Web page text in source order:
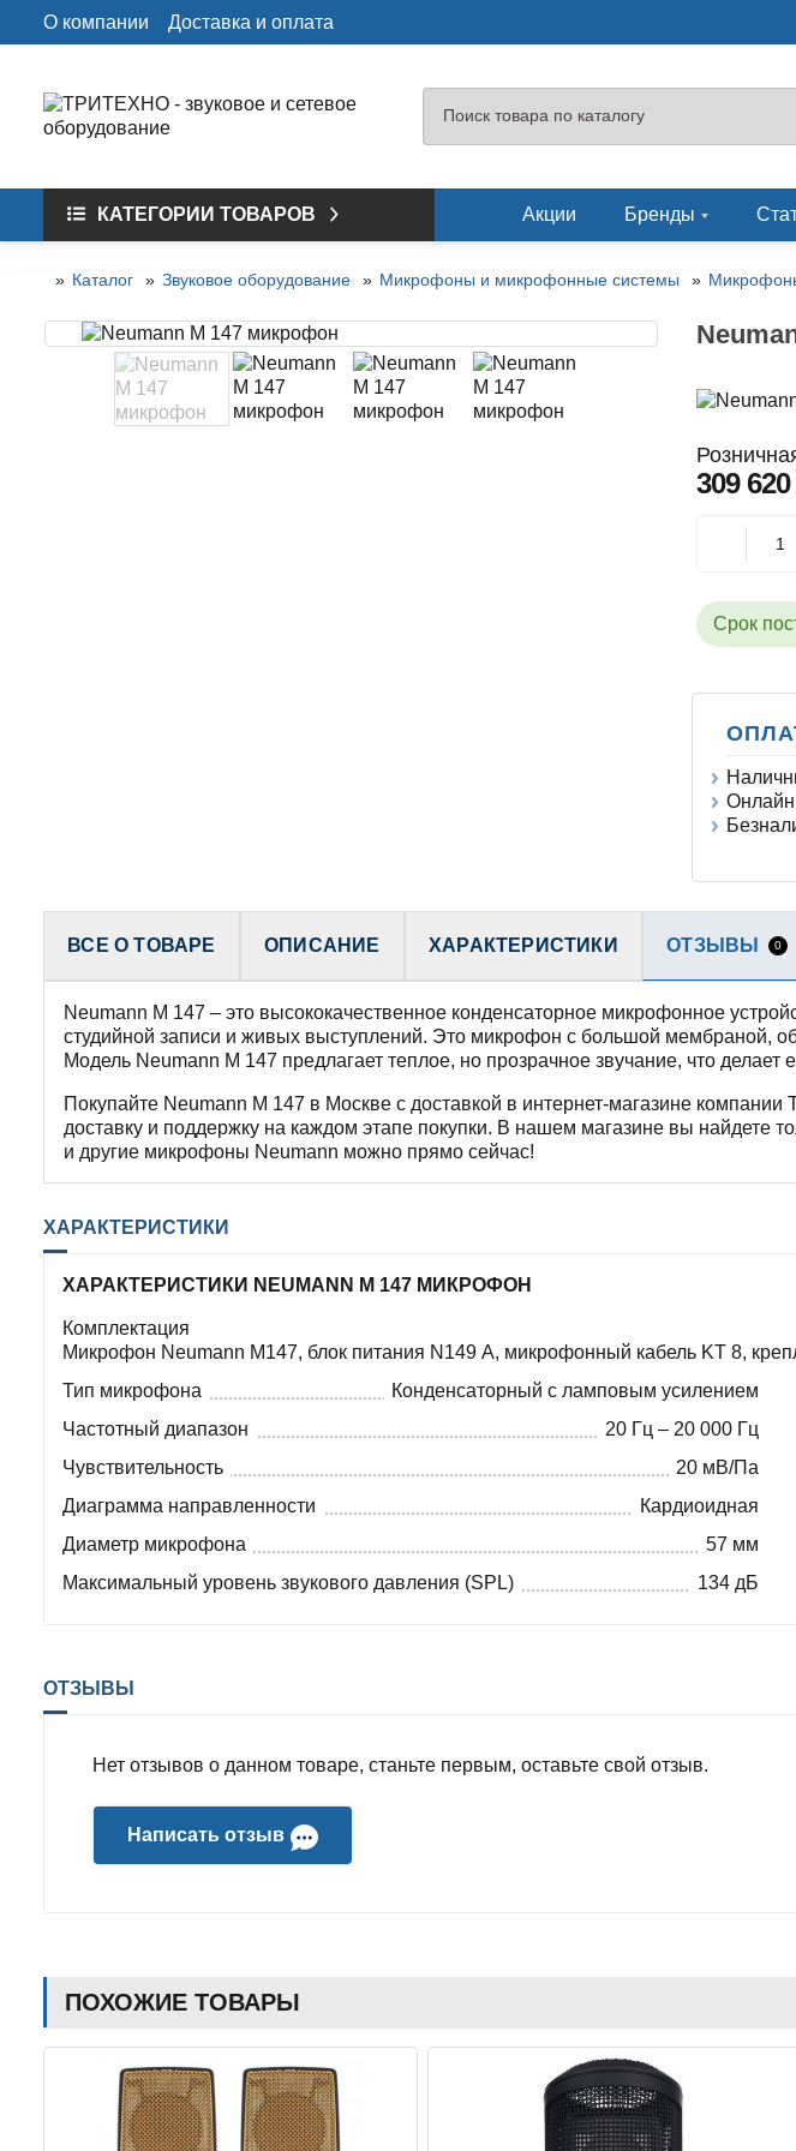
О компании Доставка и оплата
КАТЕГОРИИ ТОВАРОВ Акции Бренды
Каталог Звуковое оборудование Микрофоны и микрофонные системы
309
Срок
Онлайн
ВСЕ О ТОВАРЕ ОПИСАНИЕ ХАРАКТЕРИСТИКИ ОТЗЫВЫ 0
Neumann M 147 – это высококачественное конденсаторное микрофонное
студийной записи и живых выступлений. Это микрофон с большой мембраной,
Модель Neumann M 147 предлагает теплое, но прозрачное звучание, что
Покупайте Neumann M 147 в Москве с доставкой в интернет-магазине
доставку и поддержку на каждом этапе покупки. В нашем магазине вы найдете
и другие микрофоны Neumann можно прямо сейчас!
ХАРАКТЕРИСТИКИ
ХАРАКТЕРИСТИКИ NEUMANN M 147 МИКРОФОН
Комплектация
Микрофон Neumann M147, блок питания N149 A, микрофонный кабель KT 8,
Тип микрофона
Конденсаторный с ламповым усилением
Частотный диапазон
20 Гц – 20 000 Гц
Чувствительность
20 мВ/Па
Диаграмма направленности
Кардиоидная
Диаметр микрофона
57 мм
Максимальный уровень звукового давления (SPL)
134 дБ
ОТЗЫВЫ
Нет отзывов о данном товаре, станьте первым, оставьте свой отзыв.
Написать отзыв
ПОХОЖИЕ ТОВАРЫ